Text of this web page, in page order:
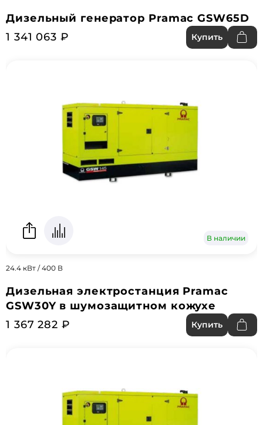
Дизельный генератор Pramac GSW65D
1 341 063 ₽
Купить
В наличии
24.4 кВт / 400 В
Дизельная электростанция Pramac
GSW30Y в шумозащитном кожухе
1 367 282 ₽
Купить